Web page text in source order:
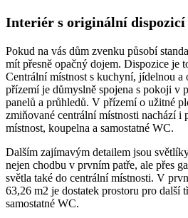
Interiér s originální dispozicí
Pokud na vás dům zvenku působí
mít přesně opačný dojem. Dispozice je
Centrální místnost s kuchyní, jídelnou a
přízemí je důmyslně spojena s pokoji v
panelů a průhledů. V přízemí o užitné
zmiňované centrální místnosti nachází i
místnost, koupelna a samostatné WC.
Dalším zajímavým detailem jsou
nejen chodbu v prvním patře, ale přes
světla také do centrální místnosti. V
63,26 m2 je dostatek prostoru pro další
samostatné WC.